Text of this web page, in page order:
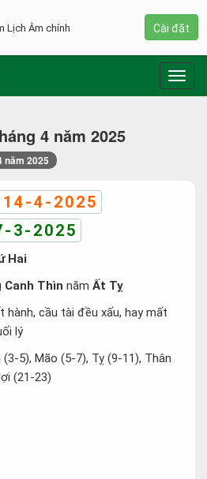
4 năm 2025
năm 2025
14-4-2025
3-2025
Hai
Canh Thìn năm Ất Tỵ
hành, cầu tài đều xấu, hay mất
lý
(3-5), Mão (5-7), Tỵ (9-11), Thân
(21-23)
Lịch Âm chính
Cài đặt